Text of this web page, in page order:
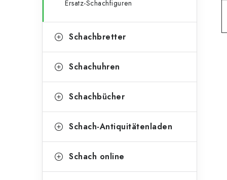
s
t
Ersatz-Schachfiguren
Schachbretter
Schachuhren
Schachbücher
Schach-Antiquitätenladen
Schach online